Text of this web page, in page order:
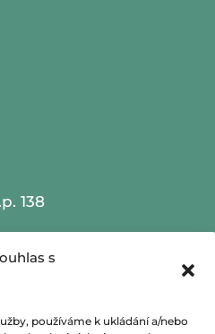
s
používáme k ukládání a/nebo
138